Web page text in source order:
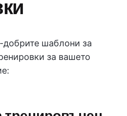
шаблони за
за вашето